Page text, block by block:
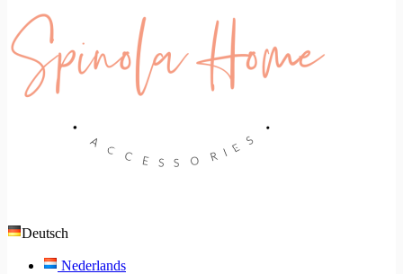
Deutsch
Nederlands